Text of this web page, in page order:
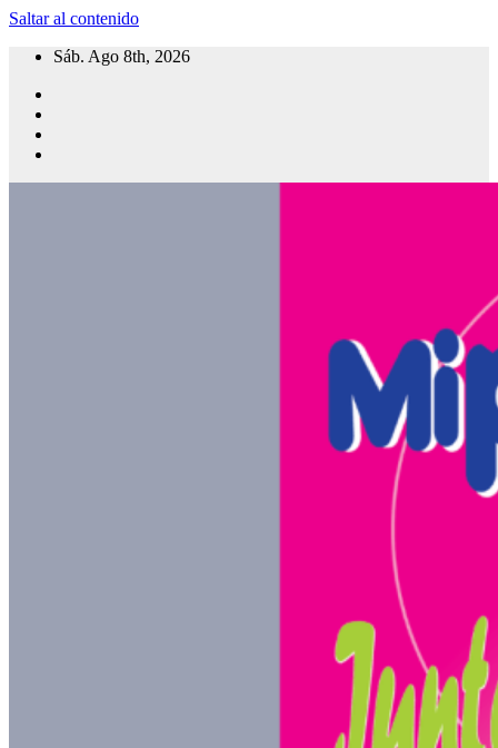
Saltar al contenido
Sáb. Ago 8th, 2026